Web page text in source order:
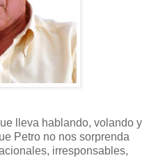
lleva hablando, volando y
Petro no nos sorprenda
irresponsables,